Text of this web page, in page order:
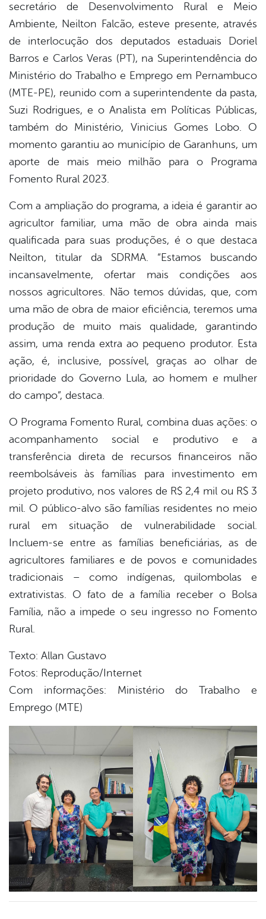
secretário de Desenvolvimento Rural e Meio
Ambiente, Neilton Falcão, esteve presente, através
de interlocução dos deputados estaduais Doriel
Barros e Carlos Veras (PT), na Superintendência do
Ministério do Trabalho e Emprego em Pernambuco
(MTE-PE), reunido com a superintendente da pasta,
Suzi Rodrigues, e o Analista em Políticas Públicas,
também do Ministério, Vinicius Gomes Lobo. O
momento garantiu ao município de Garanhuns, um
aporte de mais meio milhão para o Programa
Fomento Rural 2023.
Com a ampliação do programa, a ideia é garantir ao
agricultor familiar, uma mão de obra ainda mais
qualificada para suas produções, é o que destaca
Neilton, titular da SDRMA. “Estamos buscando
incansavelmente, ofertar mais condições aos
nossos agricultores. Não temos dúvidas, que, com
uma mão de obra de maior eficiência, teremos uma
produção de muito mais qualidade, garantindo
assim, uma renda extra ao pequeno produtor. Esta
ação, é, inclusive, possível, graças ao olhar de
prioridade do Governo Lula, ao homem e mulher
do campo”, destaca.
O Programa Fomento Rural, combina duas ações: o
acompanhamento social e produtivo e a
transferência direta de recursos financeiros não
reembolsáveis às famílias para investimento em
projeto produtivo, nos valores de R$ 2,4 mil ou R$ 3
mil. O público-alvo são famílias residentes no meio
rural em situação de vulnerabilidade social.
Incluem-se entre as famílias beneficiárias, as de
agricultores familiares e de povos e comunidades
tradicionais – como indígenas, quilombolas e
extrativistas. O fato de a família receber o Bolsa
Família, não a impede o seu ingresso no Fomento
Rural.
Texto: Allan Gustavo
Fotos: Reprodução/Internet
Com informações: Ministério do Trabalho e
Emprego (MTE)